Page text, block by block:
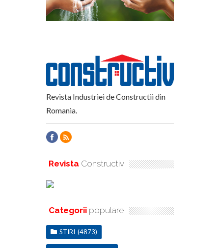
Revista Industriei de Constructii din
Romania.
Revista Constructiv
Categorii populare
STIRI (4873)